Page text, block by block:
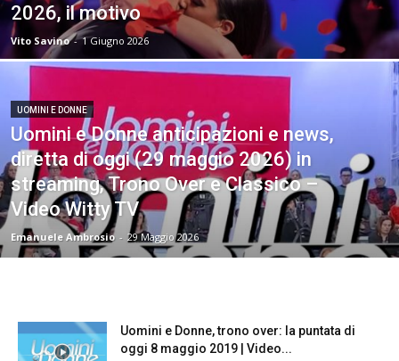
2026, il motivo
Vito Savino - 1 Giugno 2026
UOMINI E DONNE
Uomini e Donne anticipazioni e news,
diretta di oggi (29 maggio 2026) in
streaming, Trono Over e Classico –
Video Witty TV
Emanuele Ambrosio - 29 Maggio 2026
Uomini e Donne, trono over: la puntata di
oggi 8 maggio 2019 | Video...